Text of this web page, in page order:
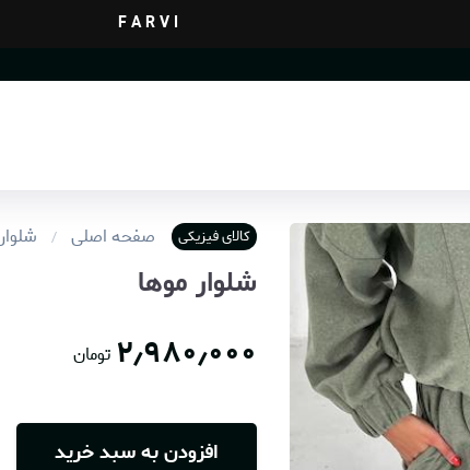
F A R V I
کالای فیزیکی صفحه اصلی شلوار
شلوار موها
۲٫۹۸۰٫۰۰۰ تومان
افزودن به سبد خرید